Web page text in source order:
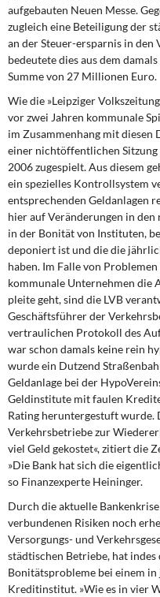
Rosa-Luxemburg-
Über mich
Kontakt
aufgebauten Neuen Messe.
zugleich eine Beteiligung der
an der Steuer-ersparnis in den
bedeutete dies aus dem
Summe von 27 Millionen Euro.
Wie die »Leipziger
vor zwei Jahren kommunale
im Zusammenhang mit diesen
einer nichtöffentlichen
2006 zugespielt. Aus diesem
ein spezielles Kontrollsystem
entsprechenden Geldanlagen
hier auf Veränderungen in
in der Bonität von Instituten,
deponiert ist und die die
haben. Im Falle von
kommunale Unternehmen die
pleite geht, sind die LVB
Geschäftsführer der
vertraulichen Protokoll des
war schon damals keine rein
wurde ein Dutzend
Geldanlage bei der
Geldinstitute mit faulen
Rating heruntergestuft wurde.
Verkehrsbetriebe zur
viel Geld gekostet«, zitiert die
»Die Bank hat sich die
so Finanzexperte Heininger.
Durch die aktuelle
verbundenen Risiken noch
Versorgungs- und
städtischen Betriebe, hat
Bonitätsprobleme bei einem
Kreditinstitut. »Wie es in vier